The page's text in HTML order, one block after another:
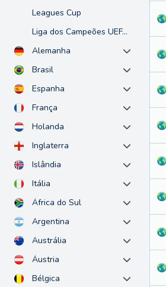
Leagues Cup
Liga dos Campeões UEFA - Feminino
Alemanha
Brasil
Espanha
França
Holanda
Inglaterra
Islândia
Itália
África do Sul
Argentina
Austrália
Áustria
Bélgica